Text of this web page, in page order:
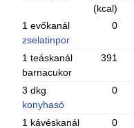
(kcal)
1 evőkanál
zselatinpor
0
1 teáskanál
barnacukor
391
3 dkg
konyhasó
0
1 kávéskanál
0